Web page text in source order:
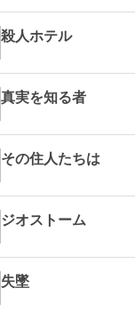
殺人ホテル
真実を知る者
その住人たちは
ジオストーム
失墜